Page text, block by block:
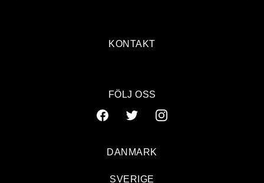
KONTAKT
FÖLJ OSS
DANMARK
SVERIGE